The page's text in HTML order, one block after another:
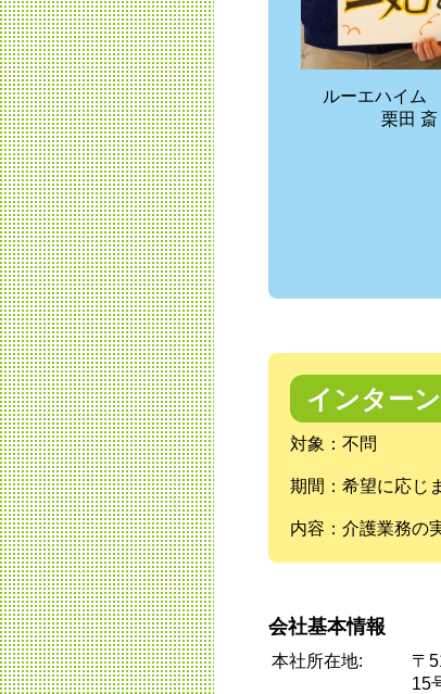
ルーエハイ
栗田 斎
インター
対象：不問
期間：希望に応じ
内容：介護業務の
会社基本情報
本社所在地:
〒
15